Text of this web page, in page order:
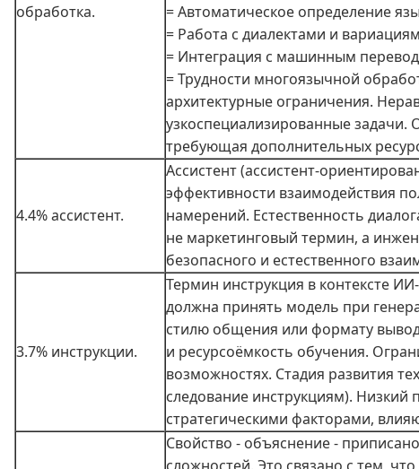
обработка.
= Автоматическое определение
= Работа с диалектами и
= Интеграция с машинным
= Трудности многоязычной
архитектурные ограничения.
узкоспециализированные задачи.
требующая дополнительных
4.4% ассистент.
Ассистент
эффективности взаимодействия
намерений. Естественность
не маркетинговый термин, а
безопасного и естественного
3.7% инструкции.
Термин инструкция в контексте
должна принять модель при
стилю общения или формату
и ресурсоёмкость обучения.
возможностях. Стадия развития
следование инструкциям).
стратегическими факторами,
Свойство - объяснение -